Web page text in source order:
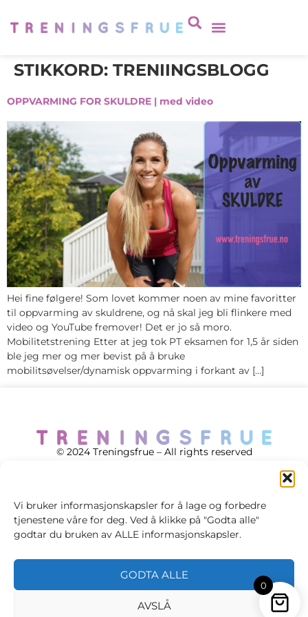
Vi bruker informasjonskapsler for å lage og forbedre
tjenestene våre for deg. Ved å klikke på "Godta alle"
godtar du bruken av ALLE informasjonskapsler.
GODTA ALLE
AVSLÅ
STIKKORD: TRENIINGSBLOGG
OPPVARMING FOR SKULDRE | med video
Hei fine følgere! Som lovet kommer noen av mine favoritter
til oppvarming av skuldrene, og nå skal jeg bli flinkere med
video og YouTube fremover! Det er jo så moro.
Mobilitetstrening Etter at jeg tok PT eksamen for 1,5 år siden
ble jeg mer og mer bevist på å bruke
mobilitsøvelser/dynamisk oppvarming i forkant av […]
© 2024 Treningsfrue – All rights reserved
Cookie policy
Personvernsvilkår
0